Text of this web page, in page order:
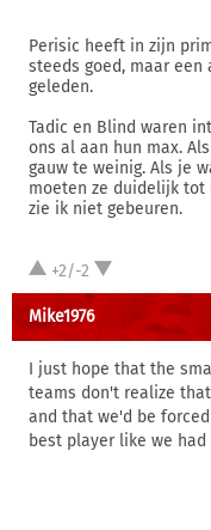
Perisic heeft in zijn
steeds goed, maar
geleden.
Tadic en Blind waren
ons al aan hun max.
gauw te weinig. Als je
moeten ze duidelijk
zie ik niet gebeuren.
+2/-2
Mike1976
I just hope that the
teams don't realize
and that we'd be
best player like we had